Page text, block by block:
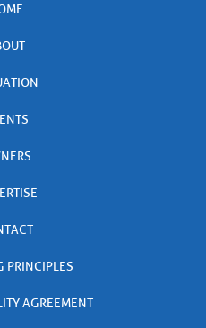
PRINCIPLES
AGREEMENT